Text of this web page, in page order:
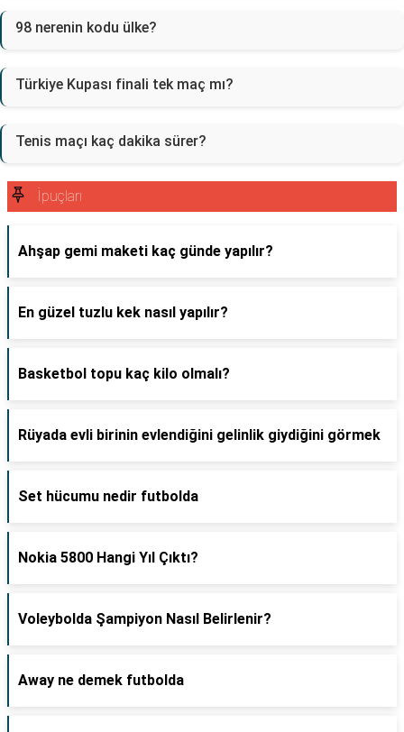
98 nerenin kodu ülke?
Türkiye Kupası finali tek maç mı?
Tenis maçı kaç dakika sürer?
İpuçları
Ahşap gemi maketi kaç günde yapılır?
En güzel tuzlu kek nasıl yapılır?
Basketbol topu kaç kilo olmalı?
Rüyada evli birinin evlendiğini gelinlik giydiğini görmek
Set hücumu nedir futbolda
Nokia 5800 Hangi Yıl Çıktı?
Voleybolda Şampiyon Nasıl Belirlenir?
Away ne demek futbolda